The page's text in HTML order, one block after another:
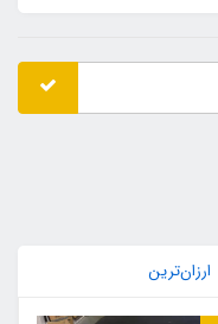
ارزان‌ترین